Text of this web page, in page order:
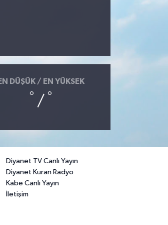
DÜŞÜK / EN YÜKSEK
° / °
Diyanet TV Canlı Yayın
Diyanet Kuran Radyo
Kabe Canlı Yayın
İletişim